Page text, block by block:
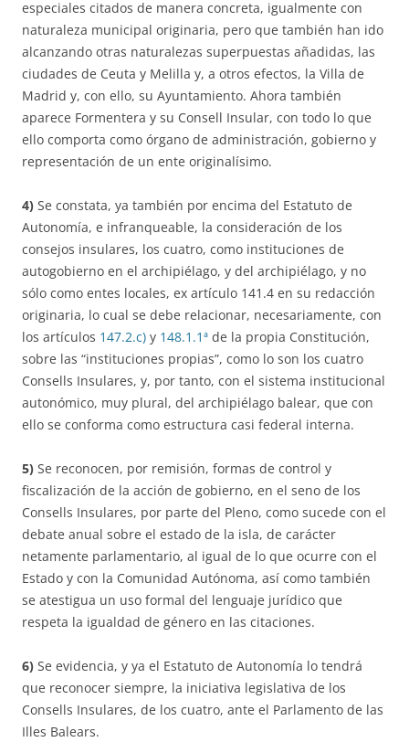
especiales citados de manera concreta, igualmente con
naturaleza municipal originaria, pero que también han ido
alcanzando otras naturalezas superpuestas añadidas, las
ciudades de Ceuta y Melilla y, a otros efectos, la Villa de
Madrid y, con ello, su Ayuntamiento. Ahora también
aparece Formentera y su Consell Insular, con todo lo que
ello comporta como órgano de administración, gobierno y
representación de un ente originalísimo.
4) Se constata, ya también por encima del Estatuto de
Autonomía, e infranqueable, la consideración de los
consejos insulares, los cuatro, como instituciones de
autogobierno en el archipiélago, y del archipiélago, y no
sólo como entes locales, ex artículo 141.4 en su redacción
originaria, lo cual se debe relacionar, necesariamente, con
los artículos 147.2.c) y 148.1.1ª de la propia Constitución,
sobre las “instituciones propias”, como lo son los cuatro
Consells Insulares, y, por tanto, con el sistema institucional
autonómico, muy plural, del archipiélago balear, que con
ello se conforma como estructura casi federal interna.
5) Se reconocen, por remisión, formas de control y
fiscalización de la acción de gobierno, en el seno de los
Consells Insulares, por parte del Pleno, como sucede con el
debate anual sobre el estado de la isla, de carácter
netamente parlamentario, al igual de lo que ocurre con el
Estado y con la Comunidad Autónoma, así como también
se atestigua un uso formal del lenguaje jurídico que
respeta la igualdad de género en las citaciones.
6) Se evidencia, y ya el Estatuto de Autonomía lo tendrá
que reconocer siempre, la iniciativa legislativa de los
Consells Insulares, de los cuatro, ante el Parlamento de las
Illes Balears.